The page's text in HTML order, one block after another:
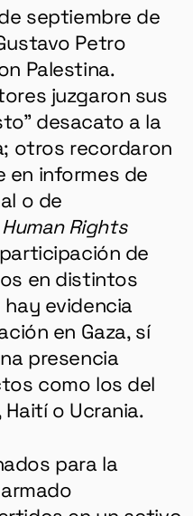
septiembre de
Petro
Palestina.
juzgaron sus
desacato a la
otros recordaron
en informes de
o de
Human Rights
de
en distintos
evidencia
en Gaza, sí
presencia
como los del
Haití o Ucrania.
para la